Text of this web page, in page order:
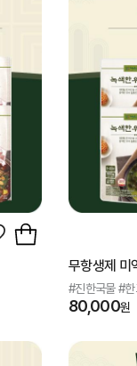
무항생제
#진한국물 #한
80,000원